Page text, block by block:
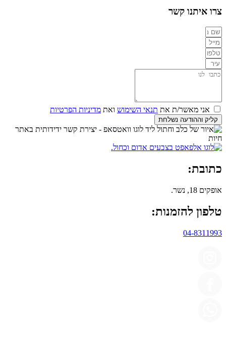
צרו איתנו קשר
אני מאשר/ת את תנאי השימוש ואת מדיניות הפרטיות
קליק וההודעה נשלחת
כתובת:
אופקים 18, נשר.
טלפון להזמנות:
04-8311993